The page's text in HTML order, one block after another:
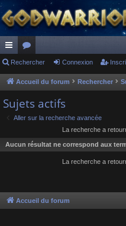
ac
co
ur
ci
or
u
s
Rechercher Connexion
Accueil du forum Rechercher
Sujets actifs
Aller sur la recherche avancée
La recherche a
Aucun résultat ne correspond aux
La recherche a
Accueil du forum